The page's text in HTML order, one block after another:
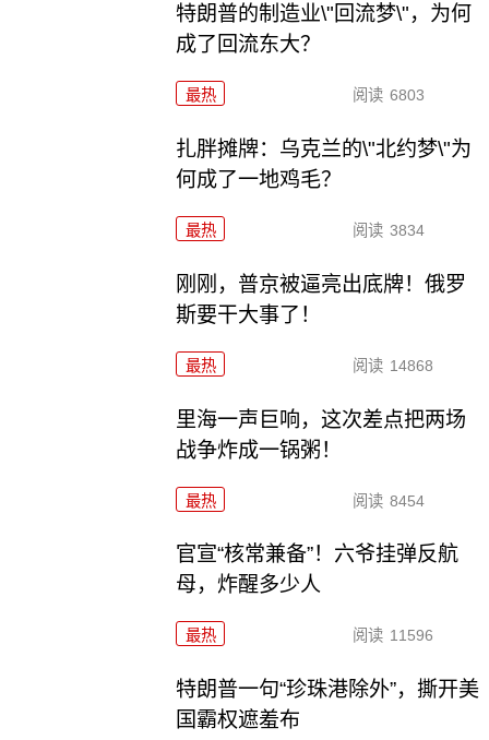
特朗普的制造业\"回流梦\"，为何
成了回流东大？
最热 阅读 6803
扎胖摊牌：乌克兰的\"北约梦\"为
何成了一地鸡毛？
最热 阅读 3834
刚刚，普京被逼亮出底牌！俄罗
斯要干大事了！
最热 阅读 14868
里海一声巨响，这次差点把两场
战争炸成一锅粥！
最热 阅读 8454
官宣“核常兼备”！六爷挂弹反航
母，炸醒多少人
最热 阅读 11596
特朗普一句“珍珠港除外”，撕开美
国霸权遮羞布